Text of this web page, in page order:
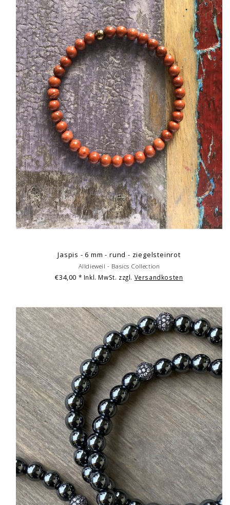
Jaspis - 6 mm - rund - ziegelsteinrot
Alldieweil - Basics Collection
€34,00 * Inkl. MwSt. zzgl. Versandkosten